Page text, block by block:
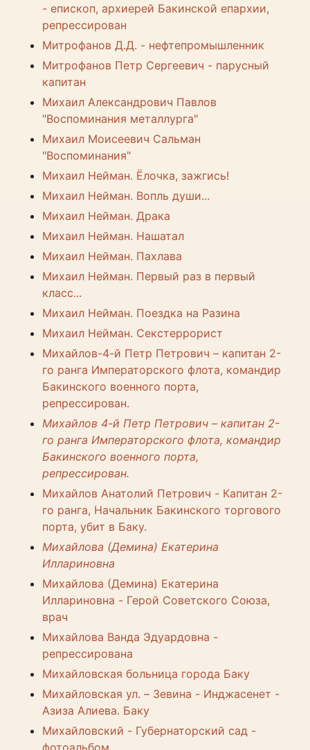
- епископ, архиерей Бакинской епархии,
репрессирован
Митрофанов Д.Д. - нефтепромышленник
Митрофанов Петр Сергеевич - парусный
капитан
Михаил Александрович Павлов
"Воспоминания металлурга"
Михаил Моисеевич Сальман
"Воспоминания"
Михаил Нейман. Ёлочка, зажгись!
Михаил Нейман. Вопль души...
Михаил Нейман. Драка
Михаил Нейман. Нашатал
Михаил Нейман. Пахлава
Михаил Нейман. Первый раз в первый
класс...
Михаил Нейман. Поездка на Разина
Михаил Нейман. Секстеррорист
Михайлов-4-й Петр Петрович – капитан 2-
го ранга Императорского флота, командир
Бакинского военного порта,
репрессирован.
Михайлов 4-й Петр Петрович – капитан 2-
го ранга Императорского флота, командир
Бакинского военного порта,
репрессирован.
Михайлов Анатолий Петрович - Капитан 2-
го ранга, Начальник Бакинского торгового
порта, убит в Баку.
Михайлова (Демина) Екатерина
Иллариновна
Михайлова (Демина) Екатерина
Иллариновна - Герой Советского Союза,
врач
Михайлова Ванда Эдуардовна -
репрессирована
Михайловская больница города Баку
Михайловская ул. – Зевина - Инджасенет -
Азиза Алиева. Баку
Михайловский - Губернаторский сад -